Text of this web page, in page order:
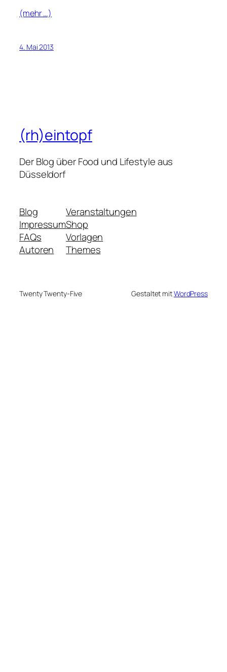
(mehr …)
4. Mai 2013
(rh)eintopf
Der Blog über Food und Lifestyle aus
Düsseldorf
Blog
Impressum
FAQs
Autoren
Veranstaltungen
Shop
Vorlagen
Themes
Twenty Twenty-Five Gestaltet mitWordPress